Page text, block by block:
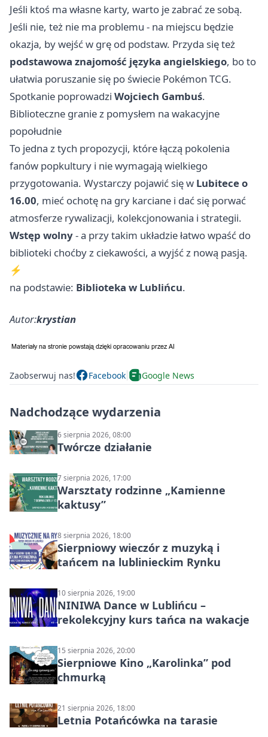
Jeśli ktoś ma własne karty, warto je zabrać ze sobą.
Jeśli nie, też nie ma problemu - na miejscu będzie
okazja, by wejść w grę od podstaw. Przyda się też
podstawowa znajomość języka angielskiego, bo to
ułatwia poruszanie się po świecie Pokémon TCG.
Spotkanie poprowadzi Wojciech Gambuś.
Biblioteczne granie z pomysłem na wakacyjne
popołudnie
To jedna z tych propozycji, które łączą pokolenia
fanów popkultury i nie wymagają wielkiego
przygotowania. Wystarczy pojawić się w Lubitece o
16.00, mieć ochotę na gry karciane i dać się porwać
atmosferze rywalizacji, kolekcjonowania i strategii.
Wstęp wolny- a przy takim układzie łatwo wpaść do
biblioteki choćby z ciekawości, a wyjść z nową pasją.
⚡
na podstawie: Biblioteka w Lublińcu.
Autor:krystian
Zaobserwuj nas! Facebook Google News
Nadchodzące wydarzenia
6 sierpnia 2026, 08:00
Twórcze działanie
7 sierpnia 2026, 17:00
Warsztaty rodzinne „Kamienne
kaktusy”
8 sierpnia 2026, 18:00
Sierpniowy wieczór z muzyką i
tańcem na lublinieckim Rynku
10 sierpnia 2026, 19:00
NINIWA Dance w Lublińcu –
rekolekcyjny kurs tańca na wakacje
15 sierpnia 2026, 20:00
Sierpniowe Kino „Karolinka” pod
chmurką
21 sierpnia 2026, 18:00
Letnia Potańcówka na tarasie